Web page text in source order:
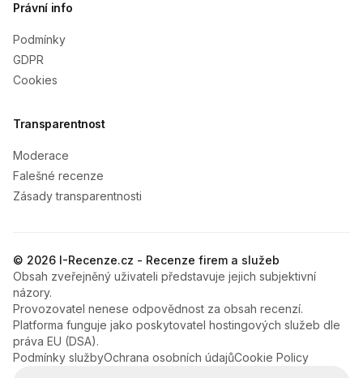
Právní info
Podmínky
GDPR
Cookies
Transparentnost
Moderace
Falešné recenze
Zásady transparentnosti
© 2026 I-Recenze.cz - Recenze firem a služeb
Obsah zveřejněný uživateli představuje jejich subjektivní
názory.
Provozovatel nenese odpovědnost za obsah recenzí.
Platforma funguje jako poskytovatel hostingových služeb dle
práva EU (DSA).
Podmínky službyOchrana osobních údajůCookie Policy